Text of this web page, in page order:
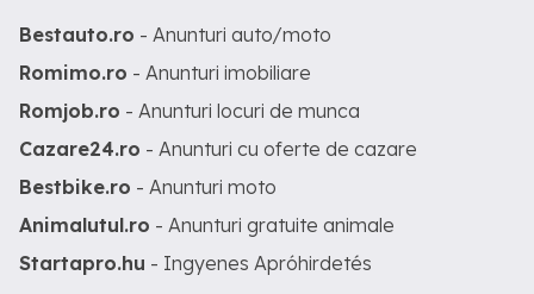
Bestauto.ro - Anunturi auto/moto
Romimo.ro - Anunturi imobiliare
Romjob.ro - Anunturi locuri de munca
Cazare24.ro - Anunturi cu oferte de cazare
Bestbike.ro - Anunturi moto
Animalutul.ro - Anunturi gratuite animale
Startapro.hu - Ingyenes Apróhirdetés